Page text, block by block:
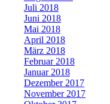
Juli 2018
Juni 2018
Mai 2018
April 2018
März 2018
Februar 2018
Januar 2018
Dezember 2017
November 2017